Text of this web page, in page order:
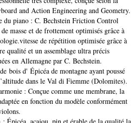
and Action Engineering and Geometry.
du piano : C. Bechstein Friction Control
masse et de frottement optimisés grâce à
de répétition optimisée grâce à
qualité et un assemblage ultra précis
en Allemagne par C. Bechstein.
bois d' Épicéa de montagne ayant poussé
dans le Val di Fiemme (Dolomites).
: Conçue comme une membrane, la
en fonction du modèle conformément